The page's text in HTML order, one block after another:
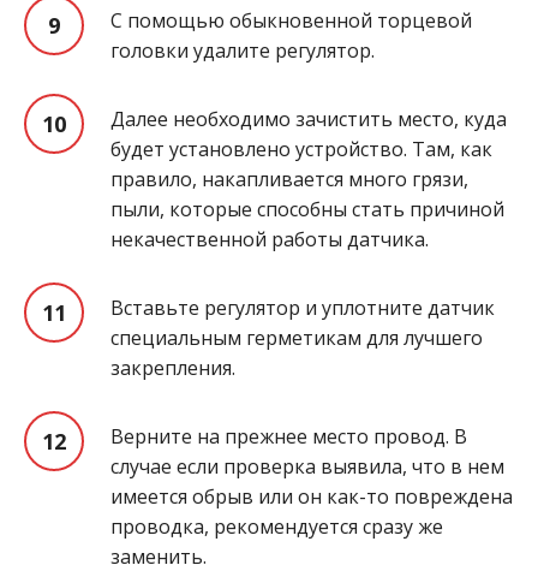
С помощью обыкновенной торцевой
головки удалите регулятор.
Далее необходимо зачистить место, куда
будет установлено устройство. Там, как
правило, накапливается много грязи,
пыли, которые способны стать причиной
некачественной работы датчика.
Вставьте регулятор и уплотните датчик
специальным герметикам для лучшего
закрепления.
Верните на прежнее место провод. В
случае если проверка выявила, что в нем
имеется обрыв или он как-то повреждена
проводка, рекомендуется сразу же
заменить.